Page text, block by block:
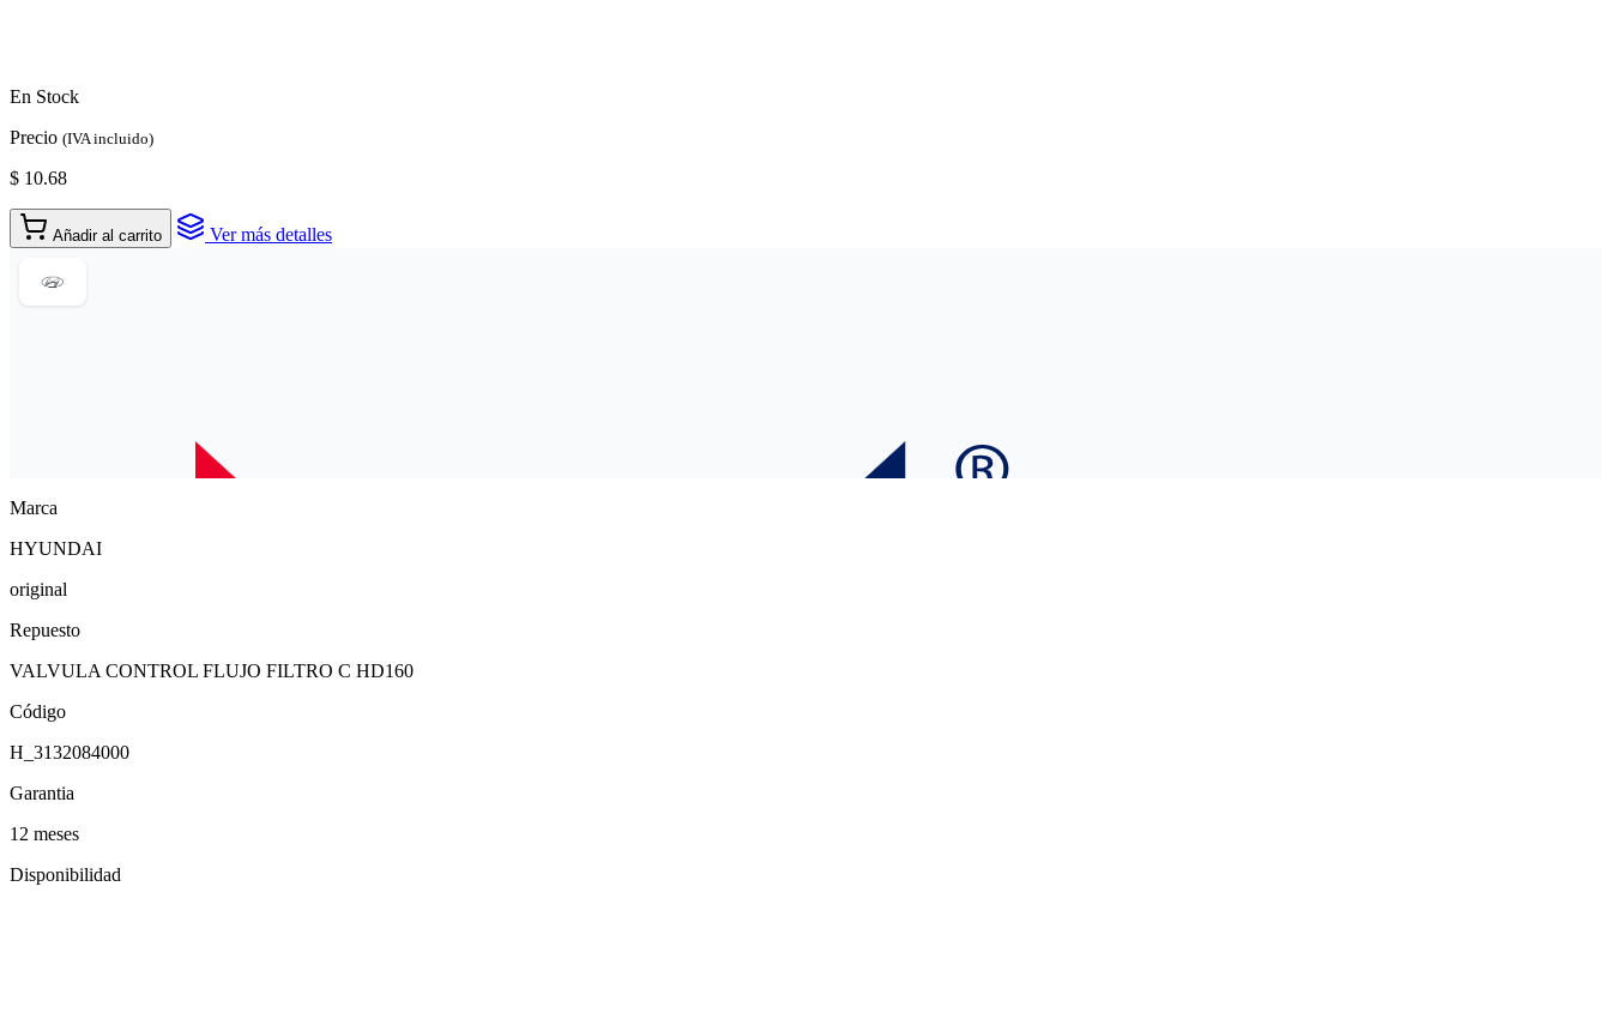
En Stock
Precio (IVA incluido)
$ 10.68
Añadir al carrito Ver más detalles
Marca
HYUNDAI
original
Repuesto
VALVULA CONTROL FLUJO FILTRO C HD160
Código
H_3132084000
Garantia
12 meses
Disponibilidad